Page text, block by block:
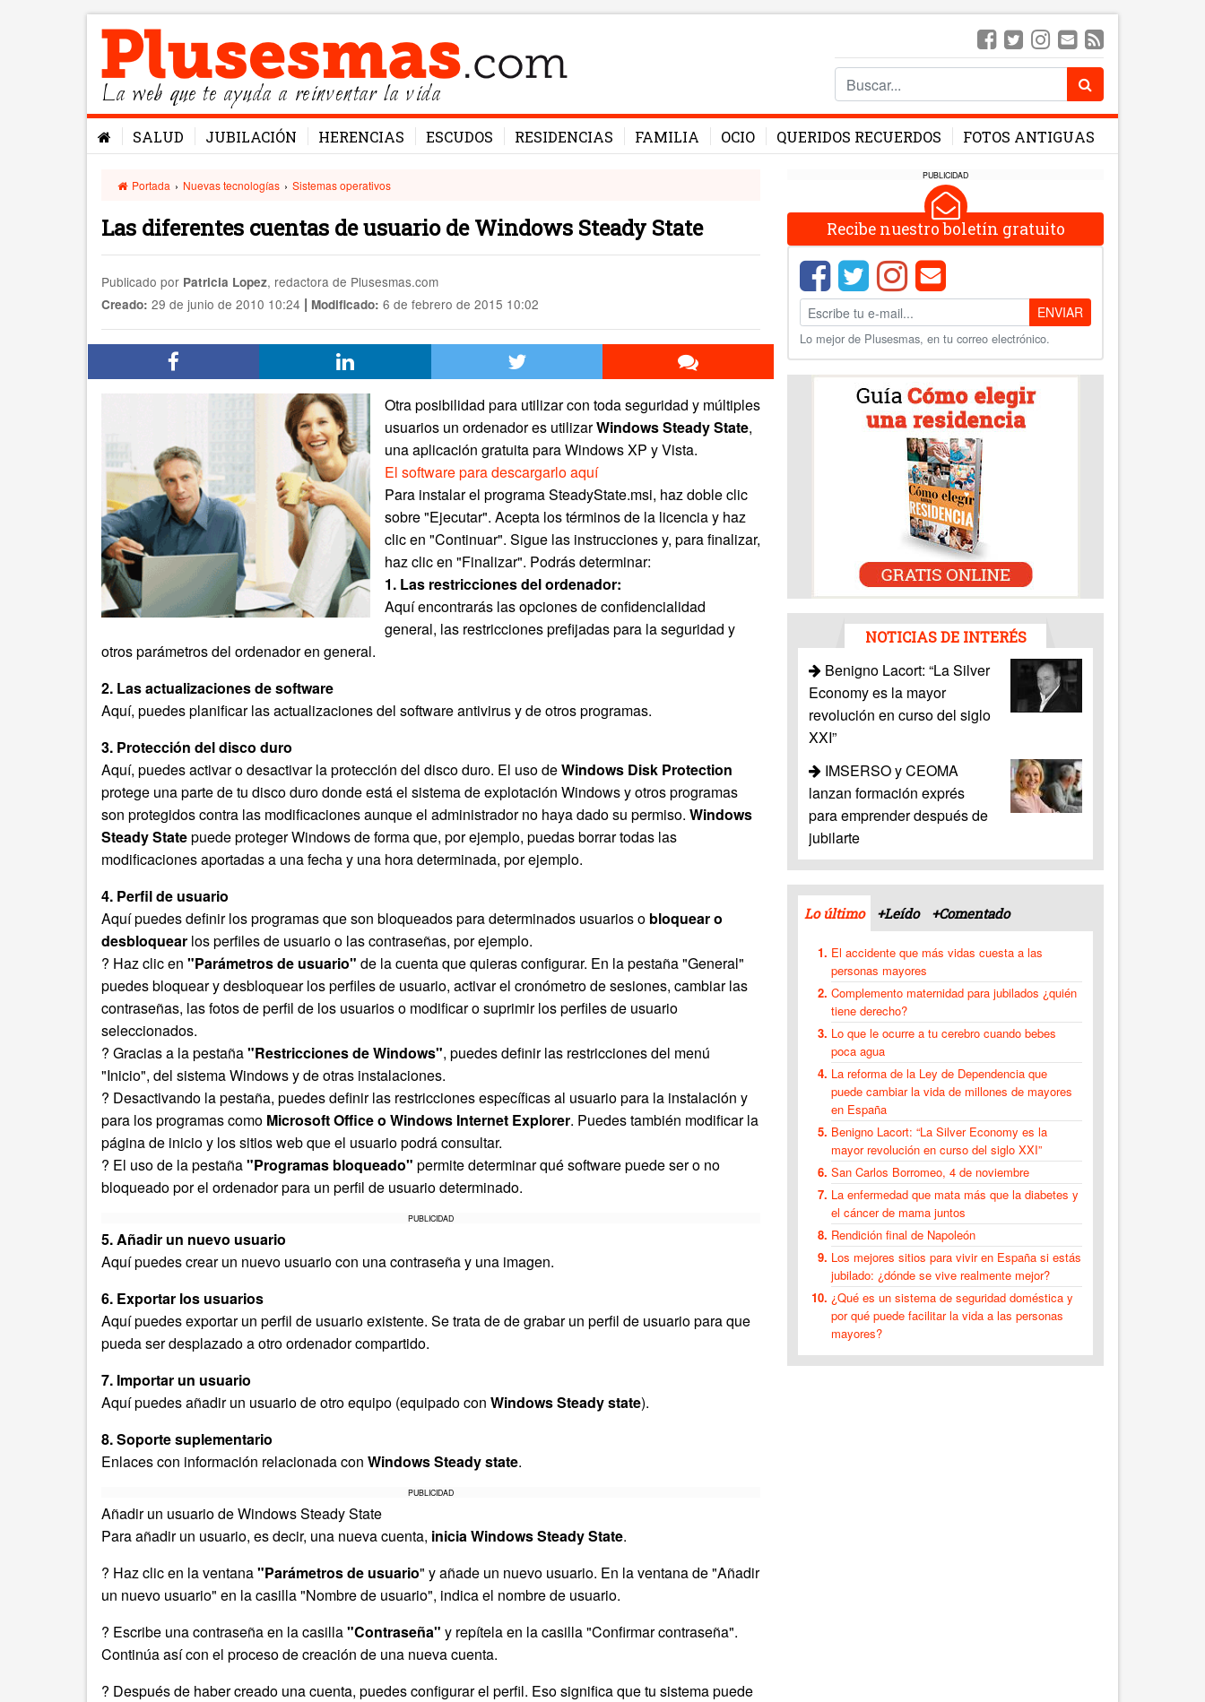
La web que te ayuda a reinventar la vida
SALUD JUBILACIÓN HERENCIAS ESCUDOS RESIDENCIAS FAMILIA OCIO QUERIDOS RECUERDOS FOTOS ANTIGUAS
Portada › Nuevas tecnologías › Sistemas operativos
Las diferentes cuentas de usuario de Windows Steady State
Publicado por Patricia Lopez, redactora de Plusesmas.com
Creado: 29 de junio de 2010 10:24 | Modificado: 6 de febrero de 2015 10:02
Otra posibilidad para utilizar con toda seguridad y múltiples
usuarios un ordenador es utilizarWindows Steady State,
una aplicación gratuita para Windows XP y Vista.
El software para descargarlo aquí
Para instalar el programa SteadyState.msi, haz doble clic
sobre "Ejecutar". Acepta los términos de la licencia y haz
clic en "Continuar". Sigue las instrucciones y, para finalizar,
haz clic en "Finalizar". Podrás determinar:
1. Las restricciones del ordenador:
Aquí encontrarás las opciones de confidencialidad
general, las restricciones prefijadas para la seguridad y
otros parámetros del ordenador en general.
2. Las actualizaciones de software
Aquí, puedes planificar las actualizaciones del software antivirus y de otros programas.
3. Protección del disco duro
Aquí, puedes activar o desactivar la protección del disco duro. El uso deWindows Disk Protection
protege una parte de tu disco duro donde está el sistema de explotación Windows y otros programas
son protegidos contra las modificaciones aunque el administrador no haya dado su permiso. Windows
Steady Statepuede proteger Windows de forma que, por ejemplo, puedas borrar todas las
modificaciones aportadas a una fecha y una hora determinada, por ejemplo.
4. Perfil de usuario
Aquí puedes definir los programas que son bloqueados para determinados usuarios o bloquear o
desbloquear los perfiles de usuario o las contraseñas, por ejemplo.
? Haz clic en "Parámetros de usuario" de la cuenta que quieras configurar. En la pestaña "General"
puedes bloquear y desbloquear los perfiles de usuario, activar el cronómetro de sesiones, cambiar las
contraseñas, las fotos de perfil de los usuarios o modificar o suprimir los perfiles de usuario
seleccionados.
? Gracias a la pestaña"Restricciones de Windows", puedes definir las restricciones del menú
"Inicio", del sistema Windows y de otras instalaciones.
? Desactivando la pestaña, puedes definir las restricciones específicas al usuario para la instalación y
para los programas como Microsoft Office o Windows Internet Explorer. Puedes también modificar la
página de inicio y los sitios web que el usuario podrá consultar.
? El uso de la pestaña"Programas bloqueado" permite determinar qué software puede ser o no
bloqueado por el ordenador para un perfil de usuario determinado.
PUBLICIDAD
5. Añadir un nuevo usuario
Aquí puedes crear un nuevo usuario con una contraseña y una imagen.
6. Exportar los usuarios
Aquí puedes exportar un perfil de usuario existente. Se trata de de grabar un perfil de usuario para que
pueda ser desplazado a otro ordenador compartido.
7. Importar un usuario
Aquí puedes añadir un usuario de otro equipo (equipado con Windows Steady state).
8. Soporte suplementario
Enlaces con información relacionada con Windows Steady state.
PUBLICIDAD
Añadir un usuario de Windows Steady State
Para añadir un usuario, es decir, una nueva cuenta, inicia Windows Steady State.
? Haz clic en la ventana"Parámetros de usuario" y añade un nuevo usuario. En la ventana de "Añadir
un nuevo usuario" en la casilla "Nombre de usuario", indica el nombre de usuario.
? Escribe una contraseña en la casilla"Contraseña" y repítela en la casilla "Confirmar contraseña".
Continúa así con el proceso de creación de una nueva cuenta.
? Después de haber creado una cuenta, puedes configurar el perfil. Eso significa que tu sistema puede
PUBLICIDAD
Recibe nuestro boletín gratuito
ENVIAR
Lo mejor de Plusesmas, en tu correo electrónico.
NOTICIAS DE INTERÉS
Benigno Lacort: “La Silver
Economy es la mayor
revolución en curso del siglo
XXI”
IMSERSO y CEOMA
lanzan formación exprés
para emprender después de
jubilarte
Lo último +Leído +Comentado
El accidente que más vidas cuesta a las
personas mayores
Complemento maternidad para jubilados ¿quién
tiene derecho?
Lo que le ocurre a tu cerebro cuando bebes
poca agua
La reforma de la Ley de Dependencia que
puede cambiar la vida de millones de mayores
en España
Benigno Lacort: “La Silver Economy es la
mayor revolución en curso del siglo XXI”
San Carlos Borromeo, 4 de noviembre
La enfermedad que mata más que la diabetes y
el cáncer de mama juntos
Rendición final de Napoleón
Los mejores sitios para vivir en España si estás
jubilado: ¿dónde se vive realmente mejor?
¿Qué es un sistema de seguridad doméstica y
por qué puede facilitar la vida a las personas
mayores?